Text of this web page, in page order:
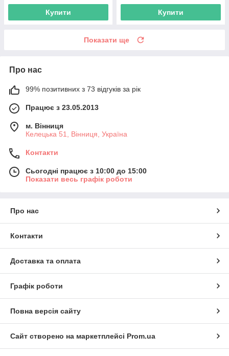
Купити Купити
Показати ще
Про нас
99% позитивних з 73 відгуків за рік
Працює з 23.05.2013
м. Вінниця
Келецька 51, Вінниця, Україна
Контакти
Сьогодні працює з 10:00 до 15:00
Показати весь графік роботи
Про нас
Контакти
Доставка та оплата
Графік роботи
Повна версія сайту
Сайт створено на маркетплейсі Prom.ua